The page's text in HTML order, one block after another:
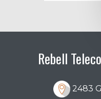
Rebell
2483